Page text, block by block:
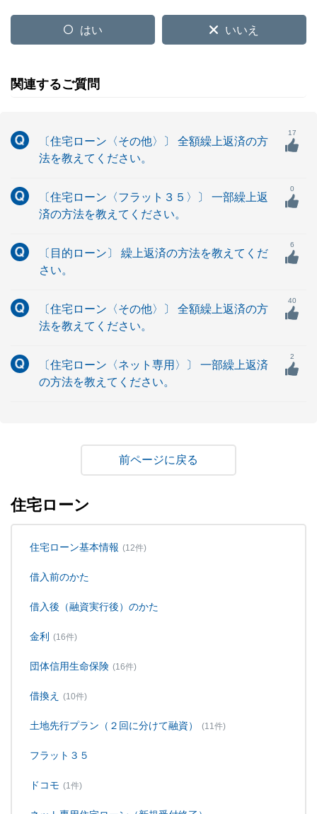
はい いいえ
関連するご質問
〔住宅ローン〈その他〉〕 全額繰上返済の方
法を教えてください。
17
〔住宅ローン〈フラット３５〉〕 一部繰上返
済の方法を教えてください。
0
〔目的ローン〕 繰上返済の方法を教えてくだ
さい。
6
〔住宅ローン〈その他〉〕 全額繰上返済の方
法を教えてください。
40
〔住宅ローン〈ネット専用〉〕 一部繰上返済
の方法を教えてください。
2
戻る
住宅ローン
住宅ローン基本情報 (12件)
借入前のかた
借入後（融資実行後）のかた
金利 (16件)
団体信用生命保険 (16件)
借換え (10件)
土地先行プラン（２回に分けて融資） (11件)
フラット３５
ドコモ (1件)